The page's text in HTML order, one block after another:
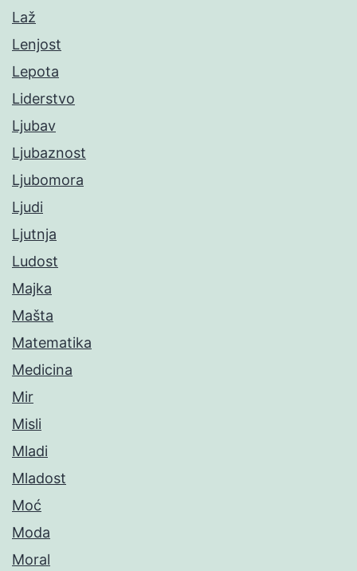
Laž
Lenjost
Lepota
Liderstvo
Ljubav
Ljubaznost
Ljubomora
Ljudi
Ljutnja
Ludost
Majka
Mašta
Matematika
Medicina
Mir
Misli
Mladi
Mladost
Moć
Moda
Moral